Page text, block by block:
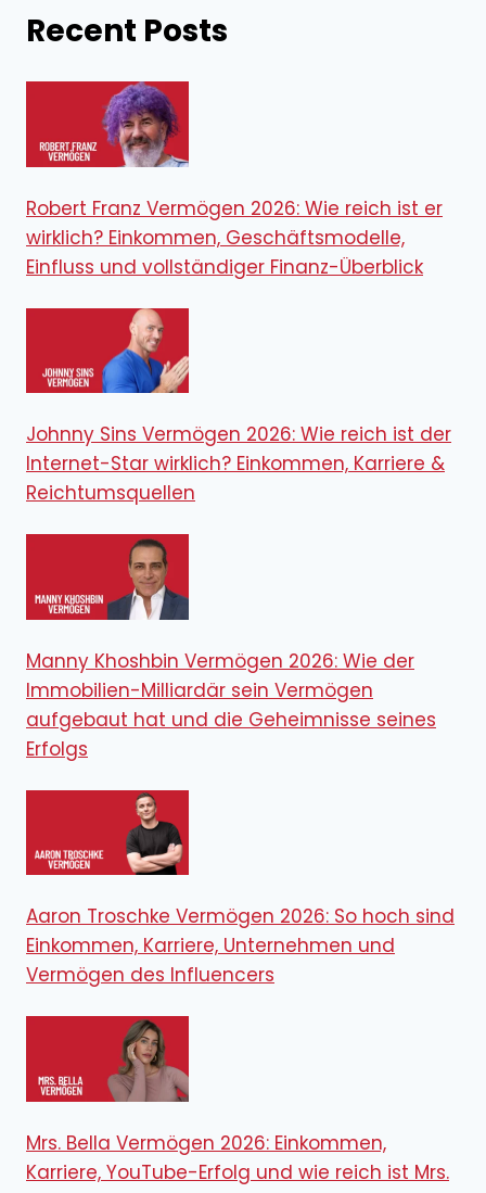
Recent Posts
Robert Franz Vermögen 2026: Wie reich ist er
wirklich? Einkommen, Geschäftsmodelle,
Einfluss und vollständiger Finanz-Überblick
Johnny Sins Vermögen 2026: Wie reich ist der
Internet-Star wirklich? Einkommen, Karriere &
Reichtumsquellen
Manny Khoshbin Vermögen 2026: Wie der
Immobilien-Milliardär sein Vermögen
aufgebaut hat und die Geheimnisse seines
Erfolgs
Aaron Troschke Vermögen 2026: So hoch sind
Einkommen, Karriere, Unternehmen und
Vermögen des Influencers
Mrs. Bella Vermögen 2026: Einkommen,
Karriere, YouTube-Erfolg und wie reich ist Mrs.